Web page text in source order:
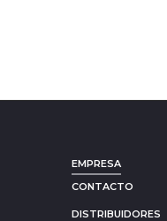
EMPRESA
CONTACTO
DISTRIBUIDORES